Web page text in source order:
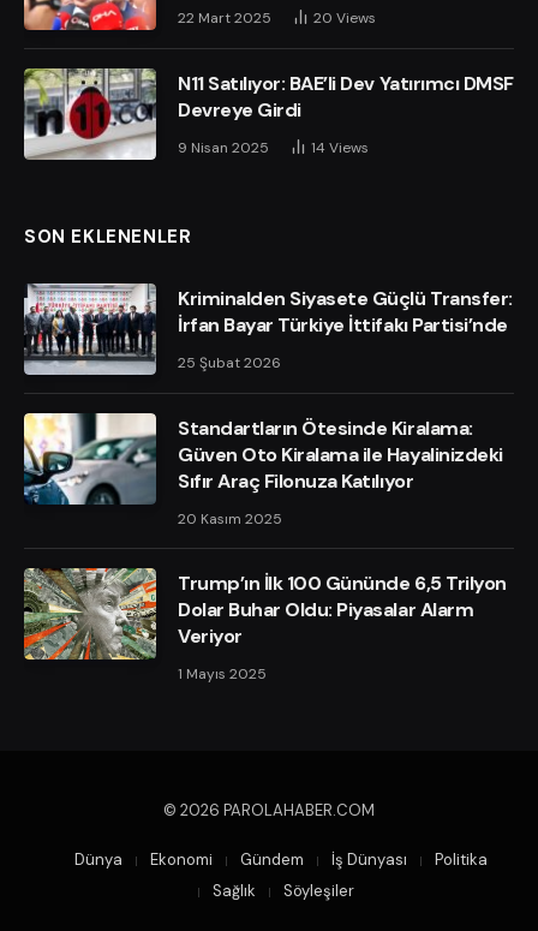
22 Mart 2025 20 Views
N11 Satılıyor: BAE’li Dev Yatırımcı DMSF
Devreye Girdi
9 Nisan 2025 14 Views
SON EKLENENLER
Kriminalden Siyasete Güçlü Transfer:
İrfan Bayar Türkiye İttifakı Partisi’nde
25 Şubat 2026
Standartların Ötesinde Kiralama:
Güven Oto Kiralama ile Hayalinizdeki
Sıfır Araç Filonuza Katılıyor
20 Kasım 2025
Trump’ın İlk 100 Gününde 6,5 Trilyon
Dolar Buhar Oldu: Piyasalar Alarm
Veriyor
1 Mayıs 2025
© 2026 PAROLAHABER.COM
Dünya Ekonomi Gündem İş Dünyası
Politika
Sağlık
Söyleşiler